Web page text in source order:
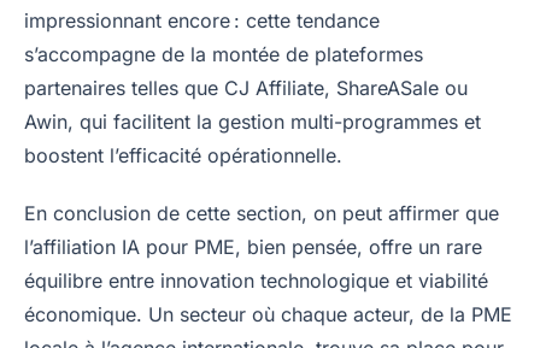
impressionnant encore : cette tendance
s’accompagne de la montée de plateformes
partenaires telles que CJ Affiliate, ShareASale ou
Awin, qui facilitent la gestion multi-programmes et
boostent l’efficacité opérationnelle.
En conclusion de cette section, on peut affirmer que
l’affiliation IA pour PME, bien pensée, offre un rare
équilibre entre innovation technologique et viabilité
économique. Un secteur où chaque acteur, de la PME